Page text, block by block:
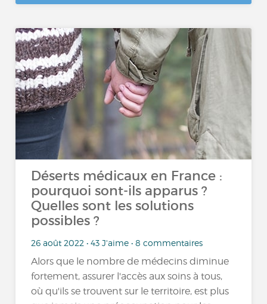
Déserts médicaux en France :
pourquoi sont-ils apparus ?
Quelles sont les solutions
possibles ?
26 août 2022 • 43 J'aime • 8 commentaires
Alors que le nombre de médecins diminue
fortement, assurer l'accès aux soins à tous,
où qu'ils se trouvent sur le territoire, est plus